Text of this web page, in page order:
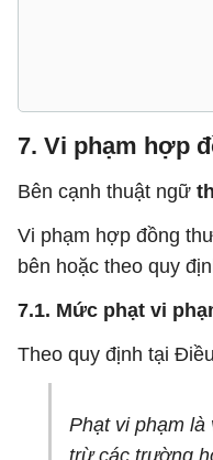
7. Vi phạm hợp
Bên cạnh thuật ngữ
Vi phạm hợp đồng
bên hoặc theo quy
7.1. Mức phạt vi
Theo quy định tại
Phạt vi phạm là
trừ các trường